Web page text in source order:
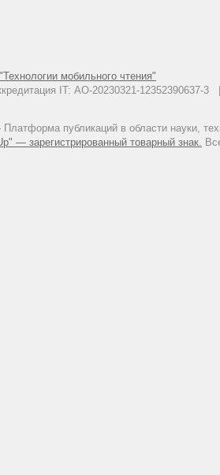
мобильного чтения"
IT: АО-20230321-
публикаций в области науки,
— зарегистрированный товарный знак.